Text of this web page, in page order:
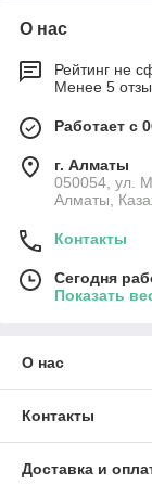
О нас
Рейтинг не
Менее 5
Работает с
г. Алматы
050054, ул.
Алматы,
Контакты
Сегодня
Показать
О нас
Контакты
Доставка и